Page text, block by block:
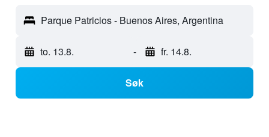
Parque Patricios - Buenos Aires, Argentina
to. 13.8. - fr. 14.8.
Søk